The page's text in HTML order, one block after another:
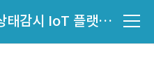
부분방전 설비 원격 상태감시 IoT 플랫폼 개발